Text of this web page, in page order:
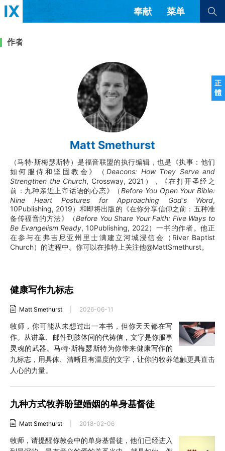
正
體
奉献 菜单
书评 访谈
解经式讲道与神学
福音传讲与宣教 成员制与教会纪律
团契生活与祷告
查看全部
查看全部
隐私条款
正體中文
西班牙语
葡萄牙语
俄语
乌兹别克语
达里语
波斯语
法语
罗马尼亚语
波兰语
越南语
意大利语
德语
韩语
土耳其语
阿拉伯语
阿尔巴尼亚语
塞尔维亚语 柬埔寨语
作者
Matt Smethurst
（马特·斯梅瑟斯特）是福音联盟的执行编辑，也是《执事：他们
如何服侍和坚固教会》（Deacons: How They Serve and
Strengthen the Church, Crossway, 2021），《在打开圣经之
前：九种亲近上帝话语的心态》（Before You Open Your Bible:
Nine Heart Postures for Approaching God's Word,
10Publishing, 2019）和即将出版的《在你分享信仰之前：五种准
备传福音的方法》（Before You Share Your Faith: Five Ways to
Be Evangelism Ready, 10Publishing, 2022）一书的作者。他正
在参与在弗吉尼亚州里士满建立河城浸信会（River Baptist
Church）的进程中。你可以在推特上关注他@MattSmethurst。
健康写作九标志
Matt Smethurst 2026-06-11
牧师，你可能从未想过出一本书，但你天天都在写
作。从讲章、邮件到肢体间的代祷信，文字是你服事
灵魂的武器。马特·斯梅瑟斯特为你带来健康写作的
九标志，用具体、清晰且有温度的文字，让你的牧养笔触更具直击
人心的力量。
九种方式牧养盼望婚姻的单身基督徒
Matt Smethurst 2018-02-06
牧师，请提醒你教会中的单身基督徒，他们已经进入